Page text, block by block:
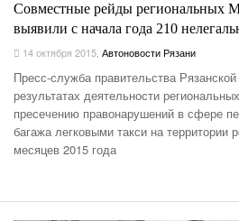
Совместные рейды
выявили с начала года 210
14 октября 2015, Автоновости Рязани
Пресс-служба правительства
результатах деятельности
пресечению правонарушений в сфере
багажа легковыми такси на территории
месяцев 2015 года